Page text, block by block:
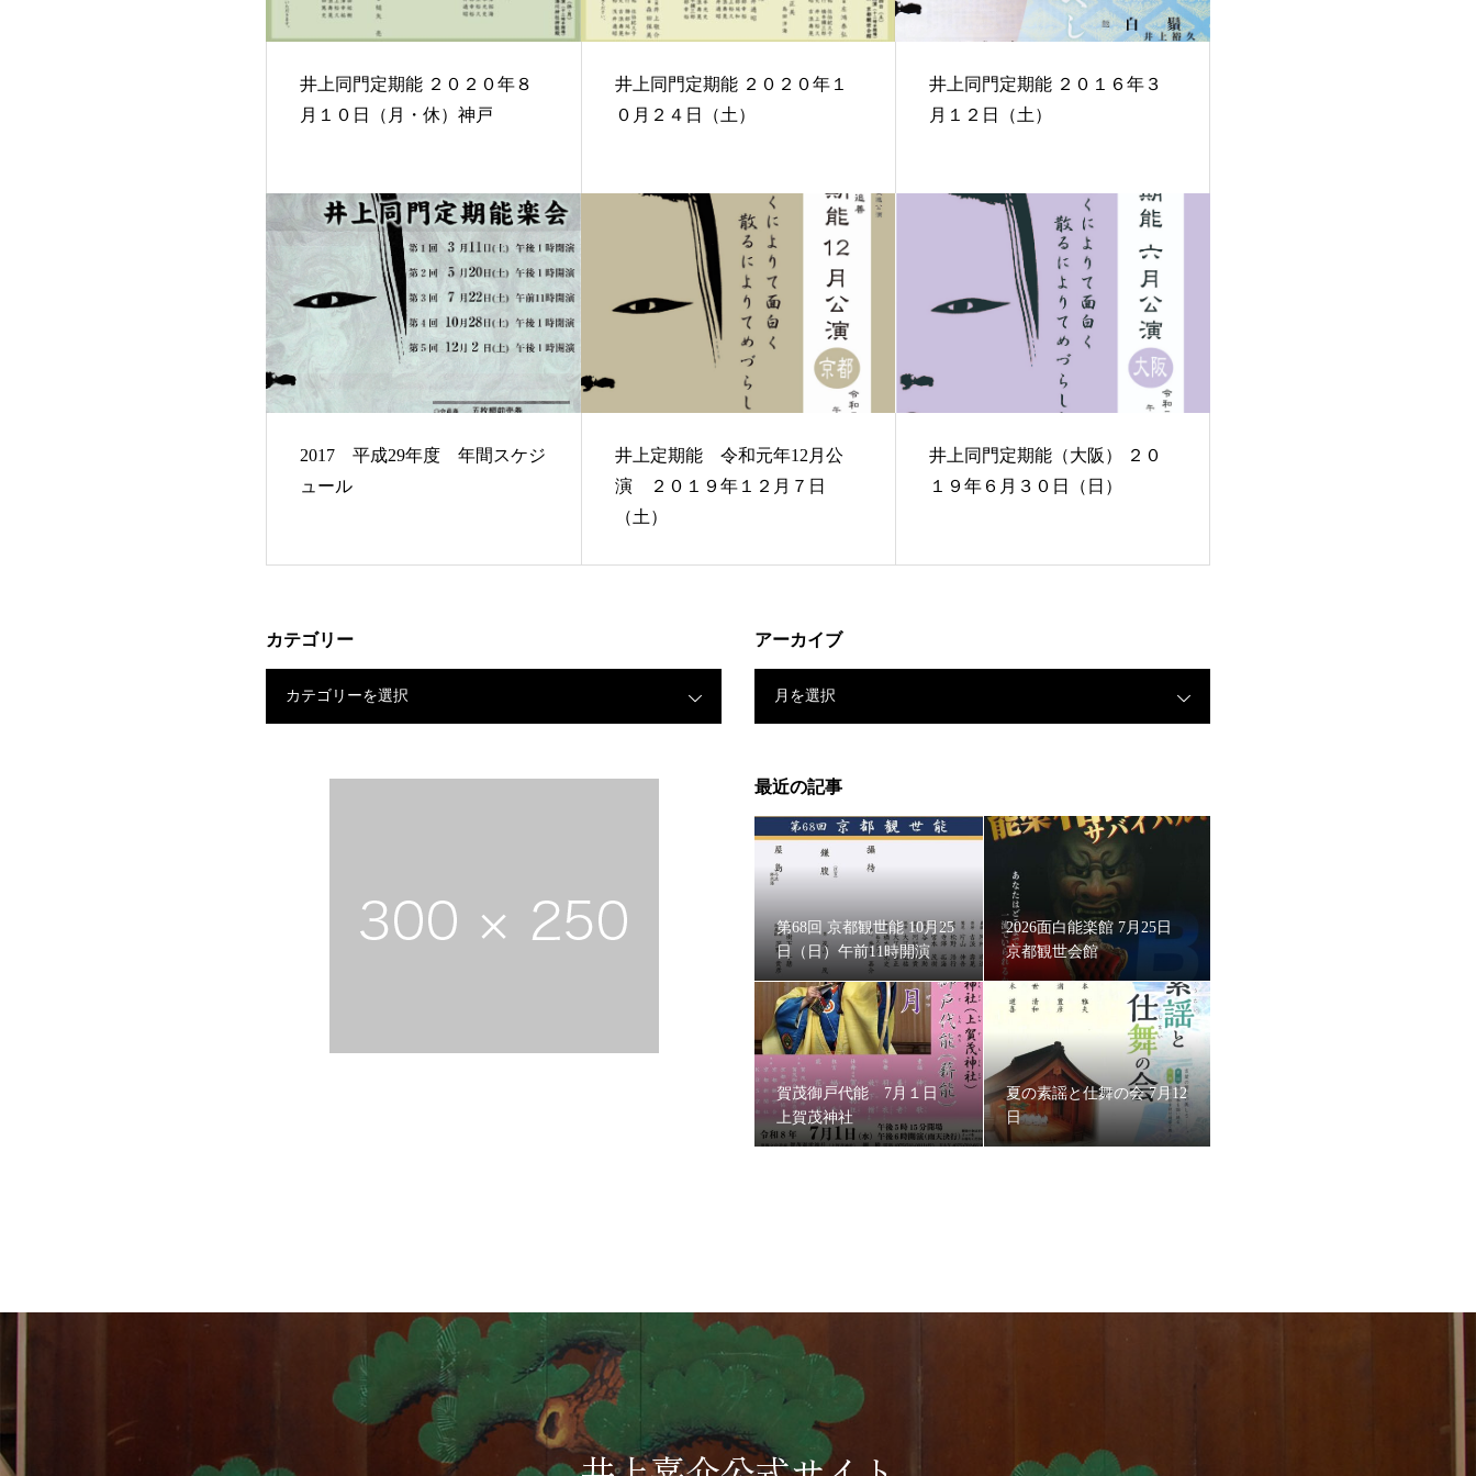
井上同門定期能 ２０２０年８
月１０日（月・休）神戸
井上同門定期能 ２０２０年１
０月２４日（土）
井上同門定期能 ２０１６年３
月１２日（土）
2017 平成29年度 年間スケジ
ュール
井上定期能 令和元年12月公
演 ２０１９年１２月７日
（土）
井上同門定期能（大阪） ２０
１９年６月３０日（日）
カテゴリー
カテゴリーを選択
アーカイブ
月を選択
最近の記事
第68回 京都観世能 10月25
日（日）午前11時開演
2026面白能楽館 7月25日
京都観世会館
賀茂御戸代能 7月１日
上賀茂神社
夏の素謡と仕舞の会 7月12
日